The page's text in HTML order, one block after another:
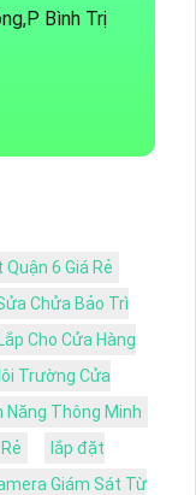
Bình Trị
6 Giá Rẻ
Chửa Bảo Trì
Cho Cửa Hàng
Trường Cửa
Năng Thông Minh
lắp đặt
Giám Sát Từ